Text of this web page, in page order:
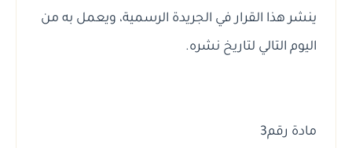
ينشر هذا القرار في الجريدة الرسمية، ويعمل به من
اليوم التالي لتاريخ نشره.
مادة رقم3